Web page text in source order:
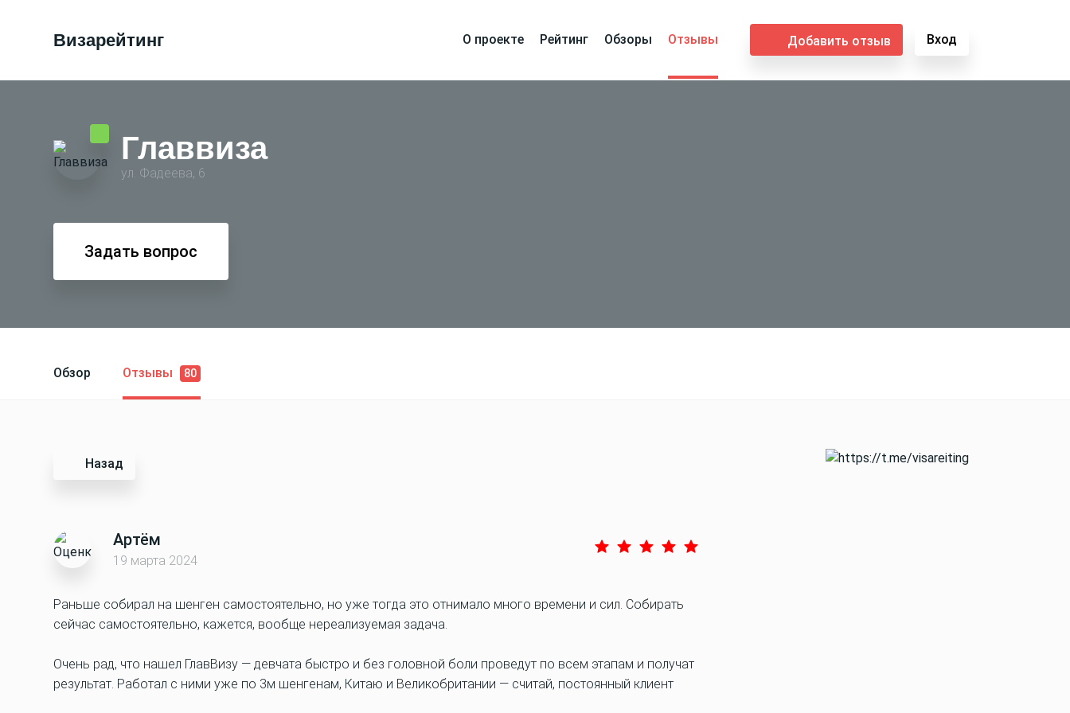
Визарейтинг О проекте Рейтинг Обзоры Отзывы Добавить отзыв Вход
Главвиза
ул. Фадеева, 6
Задать вопрос
Обзор Отзывы 80
Назад
Артём
19 марта 2024
Раньше собирал на шенген самостоятельно, но уже тогда это отнимало много времени и сил. Собирать
сейчас самостоятельно, кажется, вообще нереализуемая задача.
Очень рад, что нашел ГлавВизу — девчата быстро и без головной боли проведут по всем этапам и получат
результат. Работал с ними уже по 3м шенгенам, Китаю и Великобритании — считай, постоянный клиент